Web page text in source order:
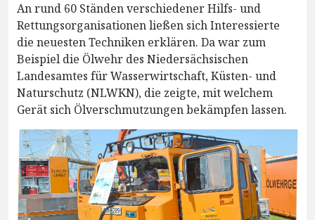
An rund 60 Ständen verschiedener Hilfs- und
Rettungsorganisationen ließen sich Interessierte
die neuesten Techniken erklären. Da war zum
Beispiel die Ölwehr des Niedersächsischen
Landesamtes für Wasserwirtschaft, Küsten- und
Naturschutz (NLWKN), die zeigte, mit welchem
Gerät sich Ölverschmutzungen bekämpfen lassen.